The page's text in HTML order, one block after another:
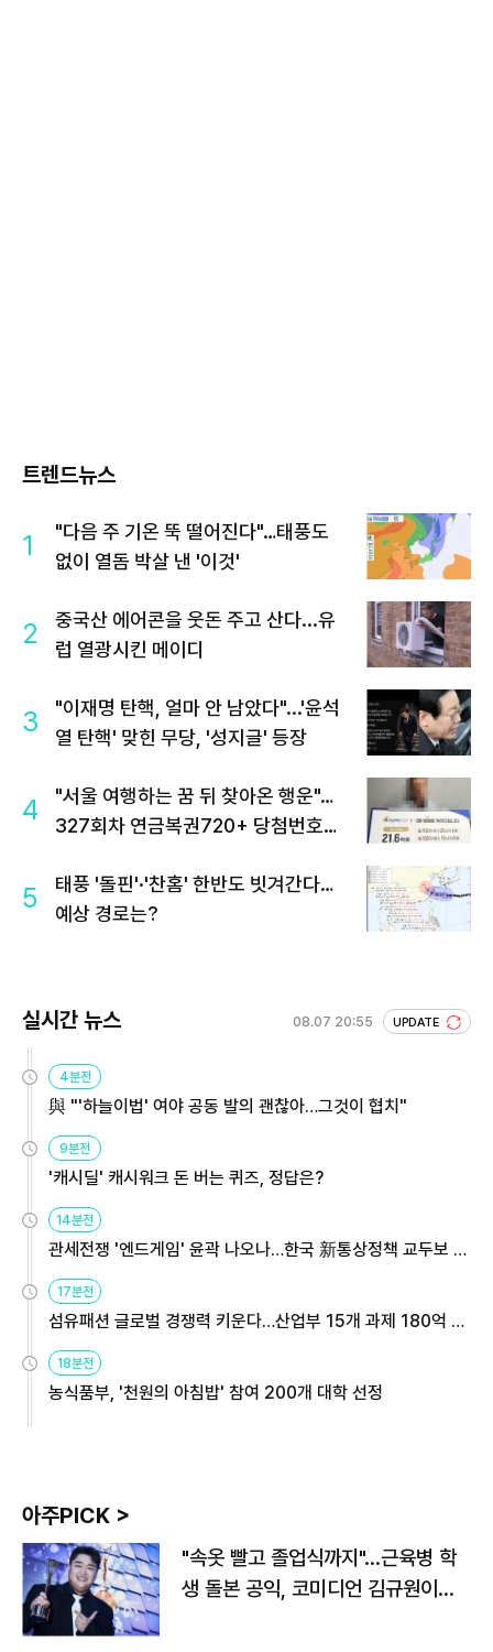
트렌드뉴스
1
"다음 주 기온 뚝 떨어진다"…태풍도
없이 열돔 박살 낸 '이것'
2
중국산 에어콘을 웃돈 주고 산다...유
럽 열광시킨 메이디
3
"이재명 탄핵, 얼마 안 남았다"...'윤석
열 탄핵' 맞힌 무당, '성지글' 등장
4
"서울 여행하는 꿈 뒤 찾아온 행운"…
327회차 연금복권720+ 당첨번호조
5
태풍 '돌핀'·'찬홈' 한반도 빗겨간다…
예상 경로는?
실시간 뉴스 08.07 20:55 UPDATE
4분전
與 "'하늘이법' 여야 공동 발의 괜찮아…그것이 협치"
9분전
'캐시딜' 캐시워크 돈 버는 퀴즈, 정답은?
14분전
관세전쟁 '엔드게임' 윤곽 나오나…한국 新통상정책 교두보 활
17분전
섬유패션 글로벌 경쟁력 키운다…산업부 15개 과제 180억 지
18분전
농식품부, '천원의 아침밥' 참여 200개 대학 선정
아주PICK >
"속옷 빨고 졸업식까지"…근육병 학
생 돌본 공익, 코미디언 김규원이었